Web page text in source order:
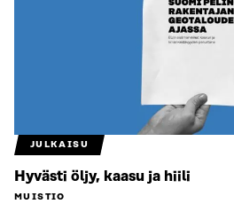
JULKAISU
Hyvästi öljy, kaasu ja hiili
MUISTIO